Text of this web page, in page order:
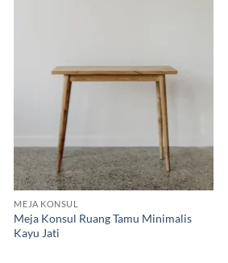
MEJA KONSUL
Meja Konsul Ruang Tamu Minimalis
Kayu Jati